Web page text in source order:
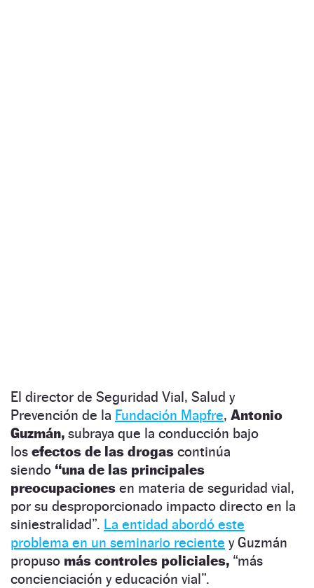
El director de Seguridad Vial, Salud y
Prevención de la Fundación Mapfre, Antonio
Guzmán, subraya que la conducción bajo
los efectos de las drogas continúa
siendo “una de las principales
preocupaciones en materia de seguridad vial,
por su desproporcionado impacto directo en la
siniestralidad”. La entidad abordó este
problema en un seminario reciente y Guzmán
propuso más controles policiales, “más
concienciación y educación vial”.